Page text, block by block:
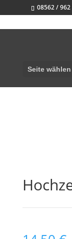
08562 / 962
Seite wählen